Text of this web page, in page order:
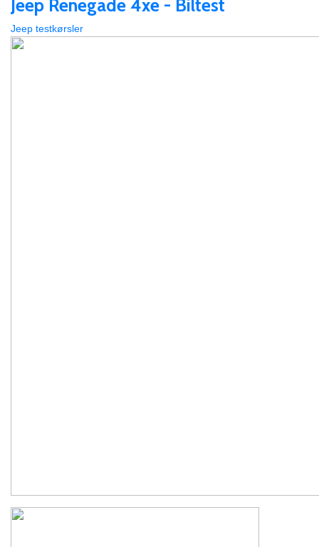
Jeep Renegade 4xe - Biltest
Jeep testkørsler